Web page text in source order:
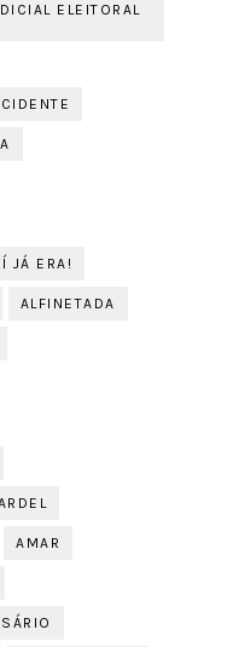
ELEITORAL
JÁ ERA!
ALFINETADA
AMAR